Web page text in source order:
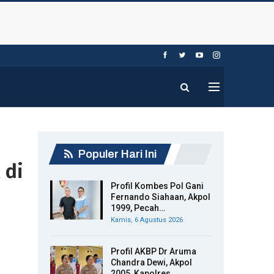
di
Populer Hari Ini
Profil Kombes Pol Gani
Fernando Siahaan, Akpol
1999, Pecah…
Kamis, 6 Agustus 2026
Profil AKBP Dr Aruma
Chandra Dewi, Akpol